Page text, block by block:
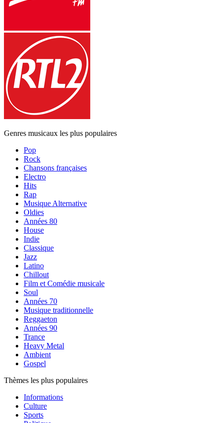
Genres musicaux les plus populaires
Pop
Rock
Chansons françaises
Electro
Hits
Rap
Musique Alternative
Oldies
Années 80
House
Indie
Classique
Jazz
Latino
Chillout
Film et Comédie musicale
Soul
Années 70
Musique traditionnelle
Reggaeton
Années 90
Trance
Heavy Metal
Ambient
Gospel
Thèmes les plus populaires
Informations
Culture
Sports